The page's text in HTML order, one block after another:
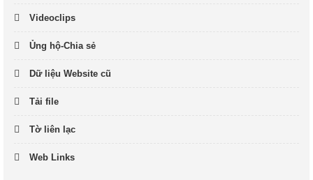
Videoclips
Ủng hộ-Chia sẻ
Dữ liệu Website cũ
Tải file
Tờ liên lạc
Web Links